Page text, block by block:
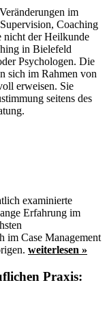
im
Coaching
nicht der Heilkunde
in Bielefeld
Psychologen. Die
sich im Rahmen von
erweisen. Sie
seitens des
examinierte
Erfahrung im
im Case Management
weiterlesen »
Praxis: